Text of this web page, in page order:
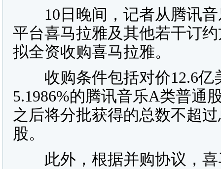
10日晚间，记者从腾讯音
平台喜马拉雅及其他若干订
拟全资收购喜马拉雅。
收购条件包括对价12.6亿
5.1986%的腾讯音乐A类普通
之后将分批获得的总数不超
股。
此外，根据并购协议，喜